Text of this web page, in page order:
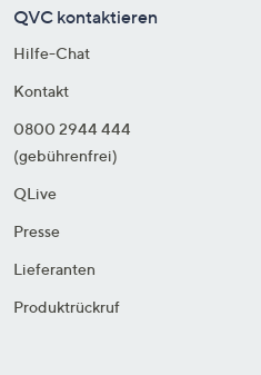
QVC kontaktieren
Hilfe-Chat
Kontakt
0800 2944 444
(gebührenfrei)
QLive
Presse
Lieferanten
Produktrückruf